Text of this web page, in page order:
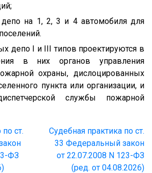
на 1, 2, 3 и 4 автомобиля для
депо I и III типов проектируются в
в них органов управления
охраны, дислоцированных
пункта или организации, и
службы пожарной
ст.
ФЗ
Судебная практика по ст.
33 Федеральный закон
от 22.07.2008 N 123-ФЗ
(ред. от 04.08.2026)